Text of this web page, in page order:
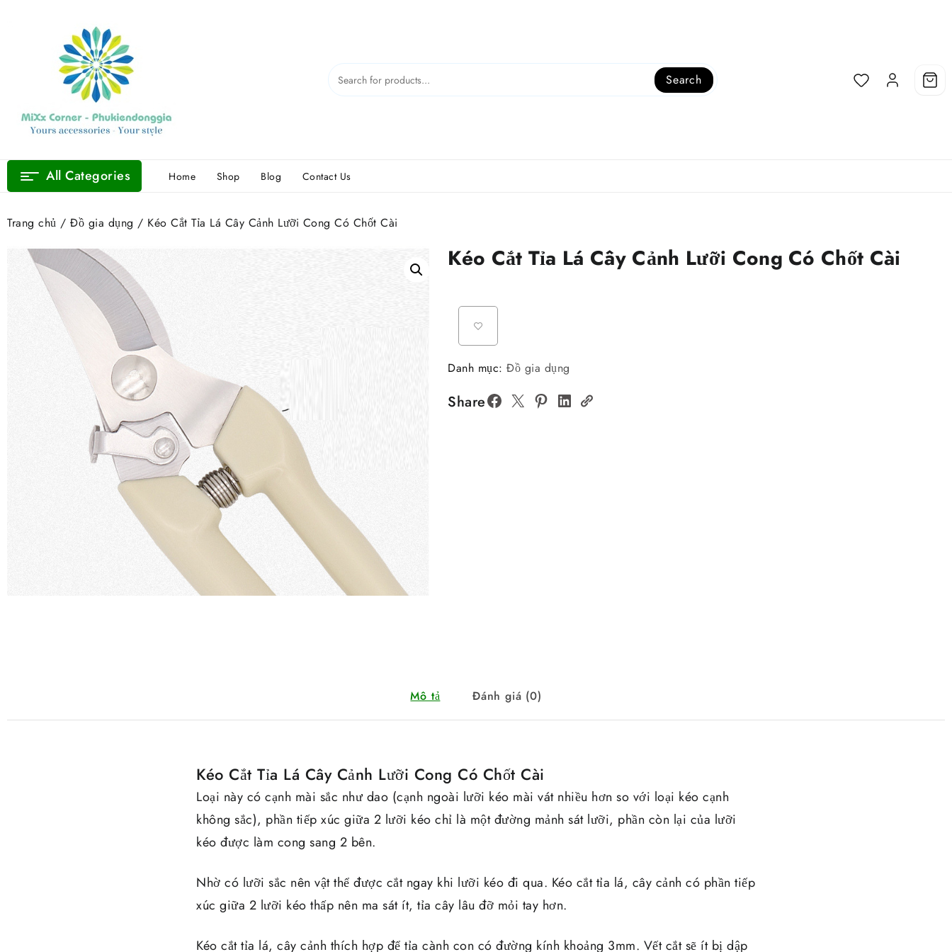
Search
All Categories Home Shop Blog Contact Us
Trang chủ / Đồ gia dụng / Kéo Cắt Tỉa Lá Cây Cảnh Lưỡi Cong Có Chốt Cài
Kéo Cắt Tỉa Lá Cây Cảnh Lưỡi Cong Có Chốt Cài
Danh mục:Đồ gia dụng
Share
Mô tả Đánh giá (0)
Kéo Cắt Tỉa Lá Cây Cảnh Lưỡi Cong Có Chốt Cài
Loại này có cạnh mài sắc như dao (cạnh ngoài lưỡi kéo mài vát nhiều hơn so với loại kéo cạnh
không sắc), phần tiếp xúc giữa 2 lưỡi kéo chỉ là một đường mảnh sát lưỡi, phần còn lại của lưỡi
kéo được làm cong sang 2 bên.
Nhờ có lưỡi sắc nên vật thể được cắt ngay khi lưỡi kéo đi qua. Kéo cắt tỉa lá, cây cảnh có phần tiếp
xúc giữa 2 lưỡi kéo thấp nên ma sát ít, tỉa cây lâu đỡ mỏi tay hơn.
Kéo cắt tỉa lá, cây cảnh thích hợp để tỉa cành con có đường kính khoảng 3mm. Vết cắt sẽ ít bị dập